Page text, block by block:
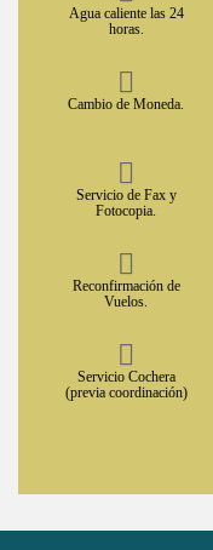
Agua caliente las 24
horas.
Cambio de Moneda.
Servicio de Fax y
Fotocopia.
Reconfirmación de
Vuelos.
Servicio Cochera
(previa coordinación)